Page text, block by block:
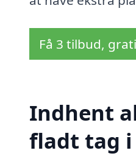
Få 3 tilbud,
Indhent
fladt tag i